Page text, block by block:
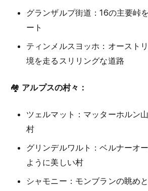
グランザルプ街道：16の主要峠
ート
ティンメルスヨッホ：オースト
境を走るスリリングな道路
🏘️ アルプスの村々：
ツェルマット：マッターホルン
村
グリンデルワルト：ベルナーオ
ように美しい村
シャモニー：モンブランの眺め